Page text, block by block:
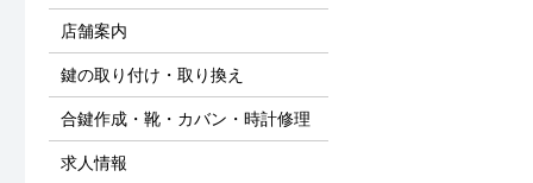
店舗案内
鍵の取り付け・取り換え
合鍵作成・靴・カバン・時計修理
求人情報